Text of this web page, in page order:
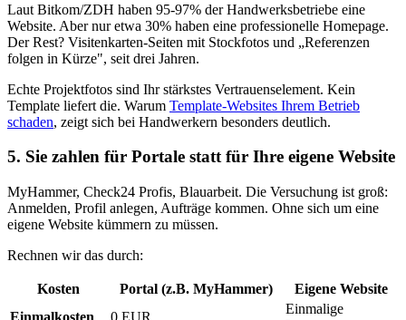
Laut Bitkom/ZDH haben 95-97% der Handwerksbetriebe eine
Website. Aber nur etwa 30% haben eine professionelle Homepage.
Der Rest? Visitenkarten-Seiten mit Stockfotos und „Referenzen
folgen in Kürze", seit drei Jahren.
Echte Projektfotos sind Ihr stärkstes Vertrauenselement. Kein
Template liefert die. Warum Template-Websites Ihrem Betrieb
schaden, zeigt sich bei Handwerkern besonders deutlich.
5. Sie zahlen für Portale statt für Ihre eigene Website
MyHammer, Check24 Profis, Blauarbeit. Die Versuchung ist groß:
Anmelden, Profil anlegen, Aufträge kommen. Ohne sich um eine
eigene Website kümmern zu müssen.
Rechnen wir das durch:
Kosten Portal (z.B. MyHammer)
Eigene Website
Einmalkosten
0 EUR
Einmalige